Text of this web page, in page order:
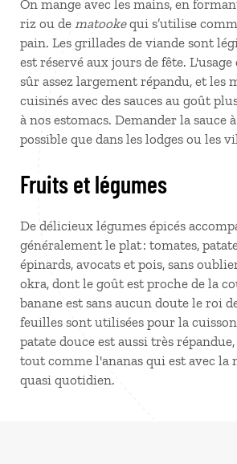
On mange avec les mains, en
riz ou de matookequi s’utilise
pain. Les grillades de viande sont
est réservé aux jours de fête.
sûr assez largement répandu, et les
cuisinés avec des sauces au goût
à nos estomacs. Demander la sauce
possible que dans les lodges ou les
Fruits et légumes
De délicieux légumes épicés
généralement le plat : tomates,
épinards, avocats et pois, sans
okra, dont le goût est proche de la
banane est sans aucun doute le roi
feuilles sont utilisées pour la
patate douce est aussi très
tout comme l'ananas qui est avec la
quasi quotidien.